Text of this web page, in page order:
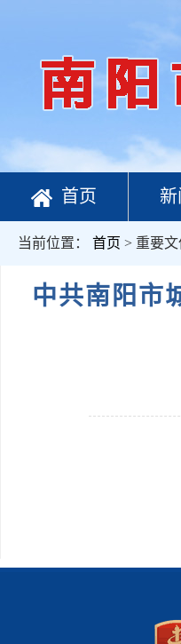
首页
当前位置： 首页 > 重要文
中共南阳市